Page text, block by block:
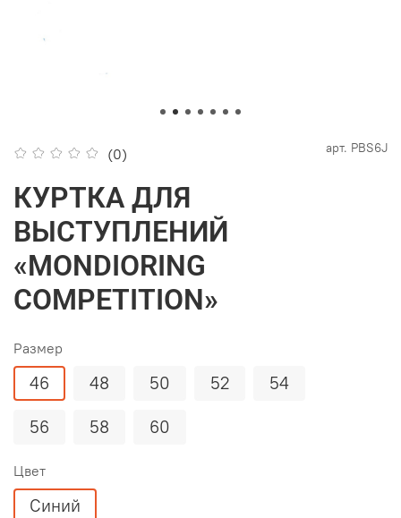
(0) арт. PBS6J
КУРТКА ДЛЯ
ВЫСТУПЛЕНИЙ
«MONDIORING
COMPETITION»
Размер
46 48 50 52 54
56 58 60
Цвет
Синий